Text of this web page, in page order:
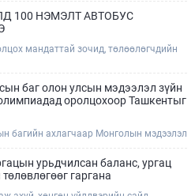
ажлын явцтай танилцаж,
болон дээд бүтцийн үндсэн ажил
талбайд ажиллалаа.
100 НЭМЭЛТ АВТОБУС
мандаттай зочид, төлөөлөгчдийн
хурлын талбай хооронд урьдчилан
хуваарийн дагуу үйлчилнэ.Эрхэм
д оролцогч та бүхэн автобусны
баг олон улсын мэдээлэл зүйн
оролцохоор Ташкентыг
багийн ахлагчаар Монголын мэдээлэл
эрхлэгч, дэд профессор
Монголын мэдээлэл зүйн
хорооны гишүүн, МУБИС-ийн МБУС-ийн
урьдчилсан баланс, ургац
гаргана